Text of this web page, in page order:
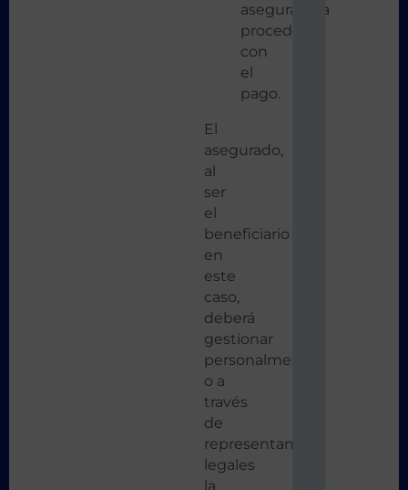
aseguradora
proceda
con
el
pago.
El
asegurado,
al
ser
el
beneficiario
en
este
caso,
deberá
gestionar
personalmente
o a
través
de
representantes
legales
la